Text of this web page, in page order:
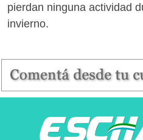
pierdan ninguna actividad
invierno.